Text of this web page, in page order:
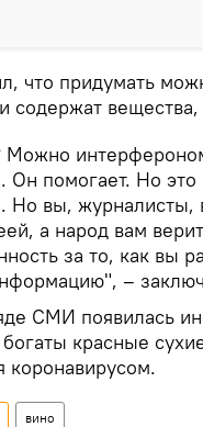
что придумать
содержат
Можно
Он помогает. Но
Но вы, журналисты,
а народ вам
за то, как вы
–
СМИ появилась
красные
коронавирусом.
вино